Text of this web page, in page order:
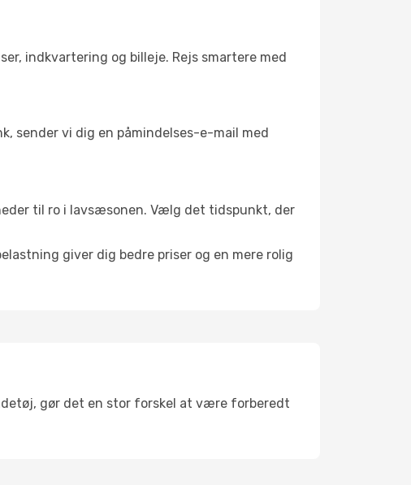
indkvartering og billeje. Rejs smartere med
sender vi dig en påmindelses-e-mail med
til ro i lavsæsonen. Vælg det tidspunkt, der
giver dig bedre priser og en mere rolig
gør det en stor forskel at være forberedt